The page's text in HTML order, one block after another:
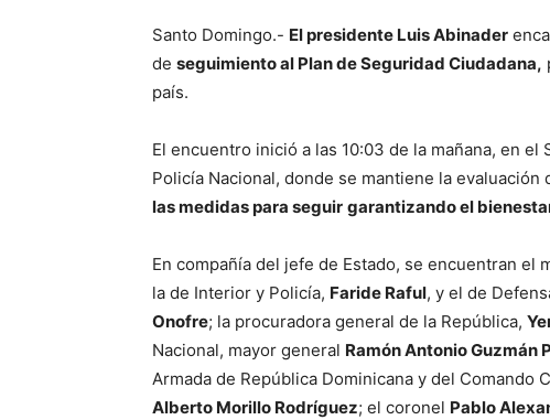
Santo Domingo.- El presidente Luis Abinader
de seguimiento al Plan de Seguridad Ciudadana,
país.
El encuentro inició a las 10:03 de la mañana, en
Policía Nacional, donde se mantiene la evaluación
las medidas para seguir garantizando el
En compañía del jefe de Estado, se encuentran el
la de Interior y Policía, Faride Raful, y el de
Onofre; la procuradora general de la República,
Nacional, mayor general Ramón Antonio Guzmán
Armada de República Dominicana y del Comando
Alberto Morillo Rodríguez; el coronel Pablo